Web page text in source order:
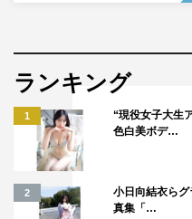
ランキング
1
“現役女子大生
色白美ボデ…
2
小日向結衣ら
真集「…